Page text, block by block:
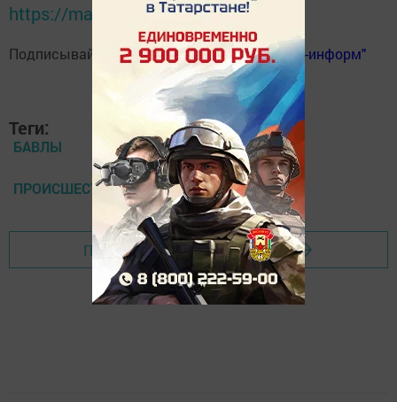
https://max.ru/tatmedia
Подписывайтесь нателеграм-канал "Бавлы-информ"
Теги:
БАВЛЫ
ПРОИСШЕСТВИЯ
Перейти на страницу новости